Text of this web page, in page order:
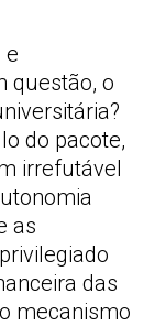
e
questão, o
do pacote,
irrefutável
as
das
mecanismo